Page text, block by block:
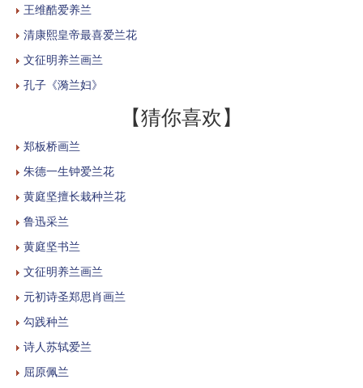
王维酷爱养兰
清康熙皇帝最喜爱兰花
文征明养兰画兰
孔子《漪兰妇》
【猜你喜欢】
郑板桥画兰
朱德一生钟爱兰花
黄庭坚擅长栽种兰花
鲁迅采兰
黄庭坚书兰
文征明养兰画兰
元初诗圣郑思肖画兰
勾践种兰
诗人苏轼爱兰
屈原佩兰